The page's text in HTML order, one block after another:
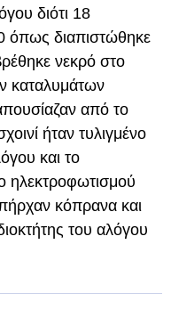
διότι 18
όπως διαπιστώθηκε
νεκρό στο
καταλυμάτων
από το
ήταν τυλιγμένο
και το
ηλεκτροφωτισμού
κόπρανα και
του αλόγου